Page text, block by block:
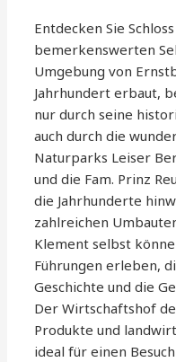
Entdecken Sie
bemerkenswerten
Umgebung von
Jahrhundert erbaut,
nur durch seine
auch durch die
Naturparks Leiser
und die Fam. Prinz
die Jahrhunderte
zahlreichen
Klement selbst
Führungen erleben,
Geschichte und die
Der Wirtschaftshof
Produkte und
ideal für einen